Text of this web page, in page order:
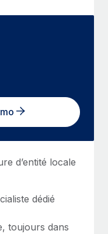
d’entité locale
dédié
toujours dans